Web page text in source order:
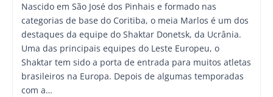
Nascido em São José dos Pinhais e formado nas
categorias de base do Coritiba, o meia Marlos é um dos
destaques da equipe do Shaktar Donetsk, da Ucrânia.
Uma das principais equipes do Leste Europeu, o
Shaktar tem sido a porta de entrada para muitos atletas
brasileiros na Europa. Depois de algumas temporadas
com a…